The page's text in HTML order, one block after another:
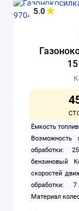
5.0
Ёмкость
Возможность
бензиновый
скоростей
обработки: 7
Материал